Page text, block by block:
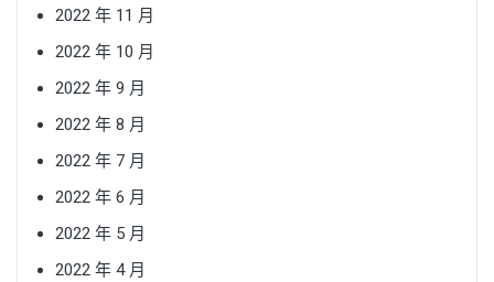
2022 年 11 月
2022 年 10 月
2022 年 9 月
2022 年 8 月
2022 年 7 月
2022 年 6 月
2022 年 5 月
2022 年 4 月